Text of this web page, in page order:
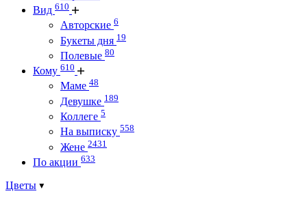
Вид 610
Авторские 6
Букеты дня 19
Полевые 80
Кому 610
Маме 48
Девушке 189
Коллеге 5
На выписку 558
Жене 2431
По акции 633
Цветы